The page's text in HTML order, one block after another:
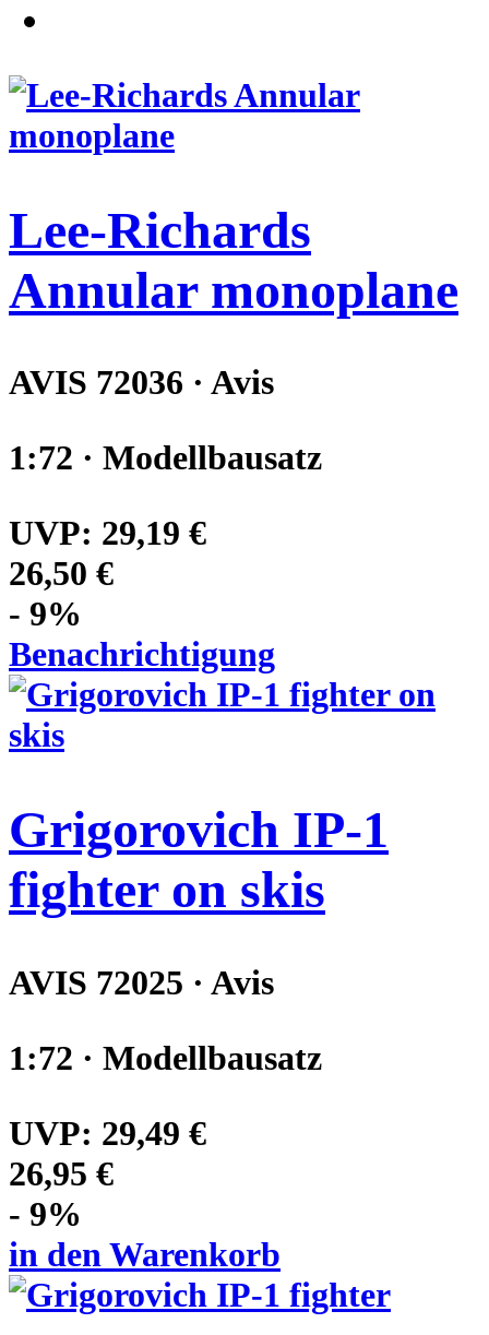
Lee-Richards
Annular monoplane
AVIS 72036 · Avis
1:72 · Modellbausatz
UVP: 29,19 €
26,50 €
- 9%
Benachrichtigung
Grigorovich IP-1
fighter on skis
AVIS 72025 · Avis
1:72 · Modellbausatz
UVP: 29,49 €
26,95 €
- 9%
in den Warenkorb